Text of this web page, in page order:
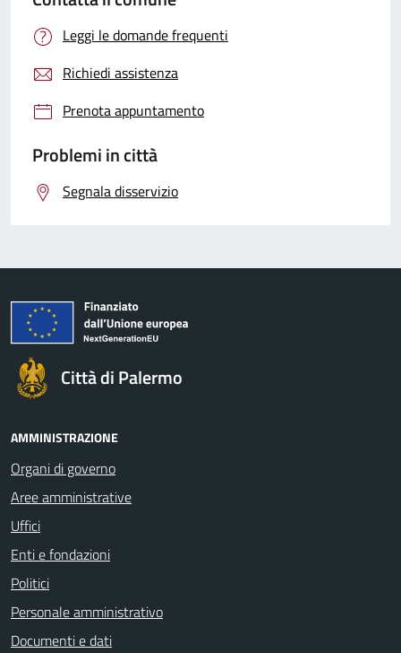
Leggi le domande frequenti
Richiedi assistenza
Prenota appuntamento
Problemi in città
Segnala disservizio
Città di Palermo
AMMINISTRAZIONE
Organi di governo
Aree amministrative
Uffici
Enti e fondazioni
Politici
Personale amministrativo
Documenti e dati